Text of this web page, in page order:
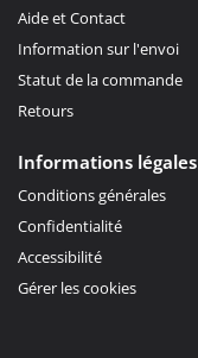
Aide et Contact
Information sur l'envoi
Statut de la commande
Retours
Informations légales
Conditions générales
Confidentialité
Accessibilité
Gérer les cookies